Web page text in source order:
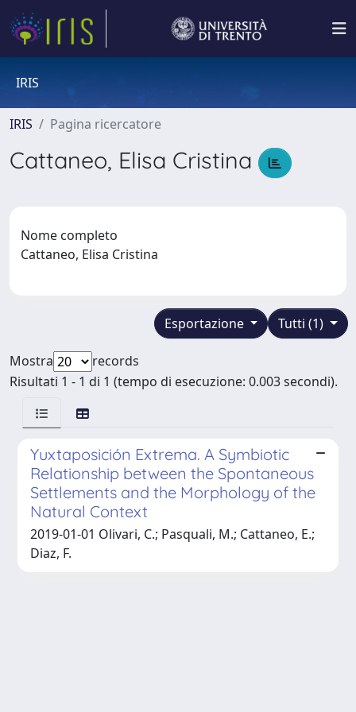
IRIS
IRIS Pagina ricercatore
Cattaneo, Elisa Cristina
Nome completo
Cattaneo, Elisa Cristina
Tutti (1)
Esportazione
Mostra
records
Risultati 1 - 1 di 1 (tempo di esecuzione: 0.003 secondi).
Yuxtaposición Extrema. A Symbiotic
Relationship between the Spontaneous
Settlements and the Morphology of the
Natural Context
2019-01-01 Olivari, C.; Pasquali, M.; Cattaneo, E.;
Diaz, F.